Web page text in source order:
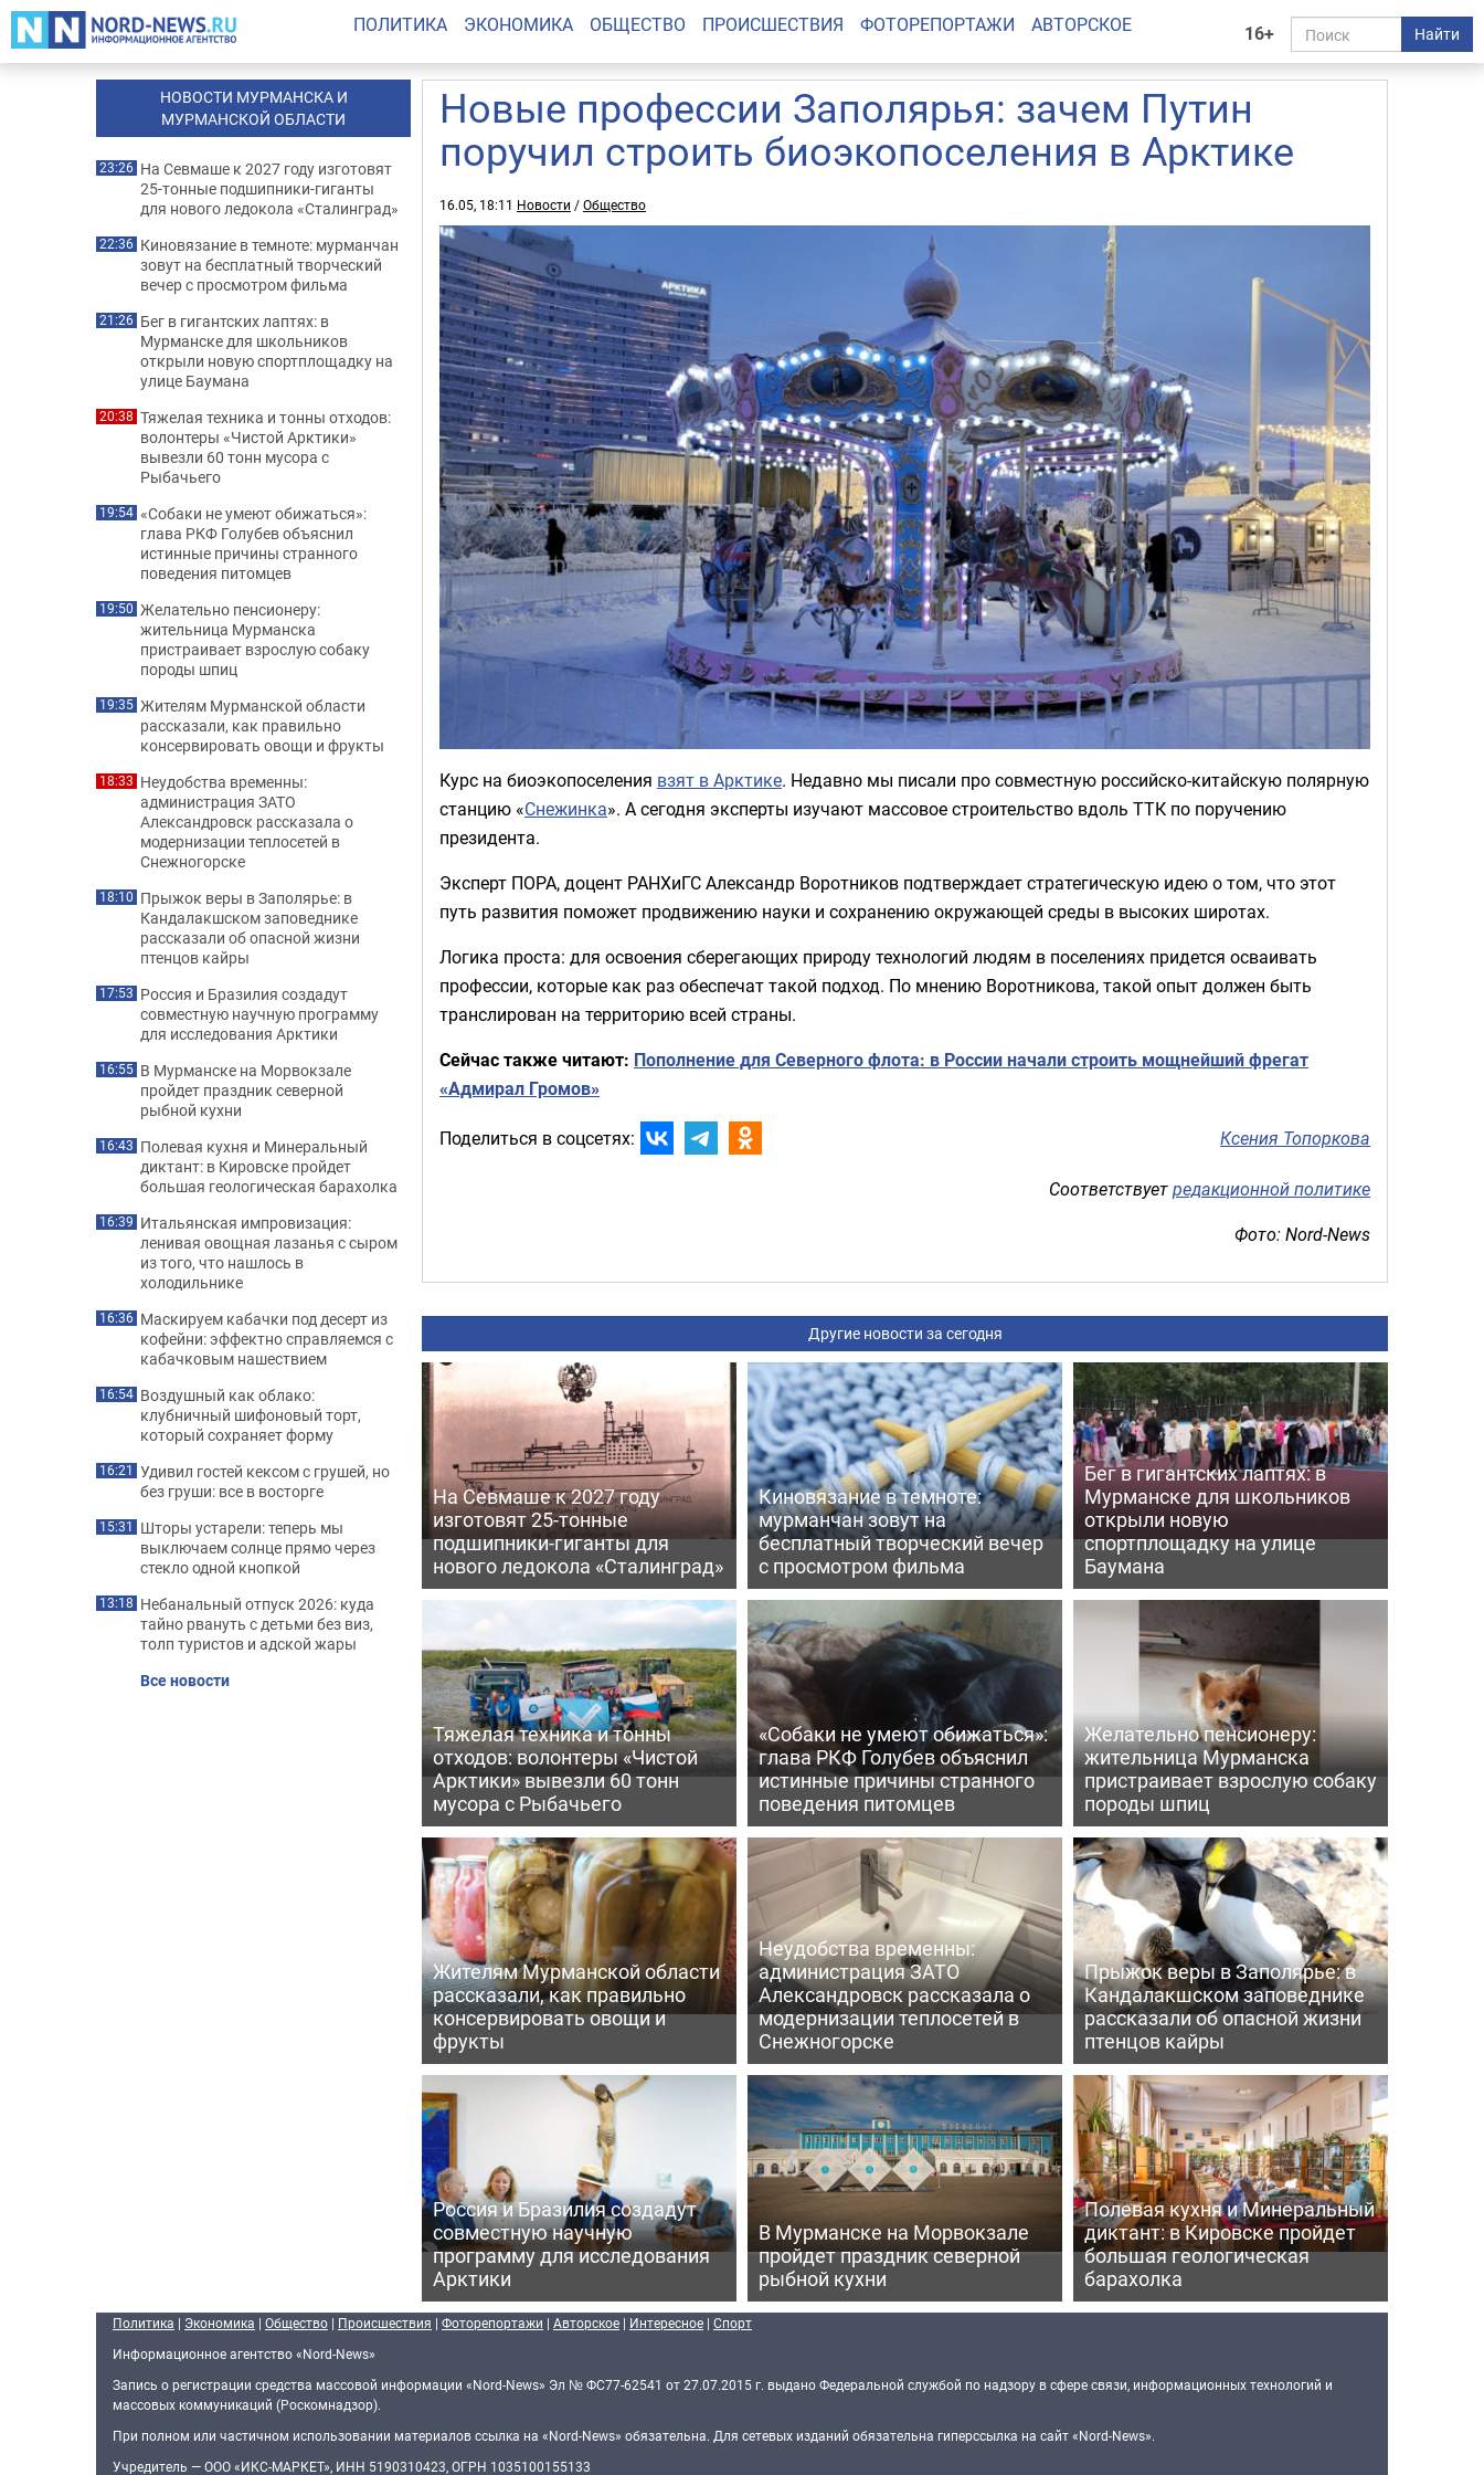
16+ Найти
ПОЛИТИКА ЭКОНОМИКА ОБЩЕСТВО ПРОИСШЕСТВИЯ ФОТОРЕПОРТАЖИ АВТОРСКОЕ
Новые профессии Заполярья: зачем Путин
поручил строить биоэкопоселения в Арктике
16.05, 18:11 Новости /Общество
Курс на биоэкопоселения взят в Арктике. Недавно мы писали про совместную российско-китайскую полярную
станцию «Снежинка». А сегодня эксперты изучают массовое строительство вдоль ТТК по поручению
президента.
Эксперт ПОРА, доцент РАНХиГС Александр Воротников подтверждает стратегическую идею о том, что этот
путь развития поможет продвижению науки и сохранению окружающей среды в высоких широтах.
Логика проста: для освоения сберегающих природу технологий людям в поселениях придется осваивать
профессии, которые как раз обеспечат такой подход. По мнению Воротникова, такой опыт должен быть
транслирован на территорию всей страны.
Сейчас также читают: Пополнение для Северного флота: в России начали строить мощнейший фрегат
«Адмирал Громов»
Поделиться в соцсетях: Ксения Топоркова
Соответствуетредакционной политике
Фото: Nord-News
Другие новости за сегодня
На Севмаше к 2027 году
изготовят 25-тонные
подшипники-гиганты для
нового ледокола «Сталинград»
Киновязание в темноте:
мурманчан зовут на
бесплатный творческий вечер
с просмотром фильма
Бег в гигантских лаптях: в
Мурманске для школьников
открыли новую
спортплощадку на улице
Баумана
Тяжелая техника и тонны
отходов: волонтеры «Чистой
Арктики» вывезли 60 тонн
мусора с Рыбачьего
«Собаки не умеют обижаться»:
глава РКФ Голубев объяснил
истинные причины странного
поведения питомцев
Желательно пенсионеру:
жительница Мурманска
пристраивает взрослую собаку
породы шпиц
Жителям Мурманской области
рассказали, как правильно
консервировать овощи и
фрукты
Неудобства временны:
администрация ЗАТО
Александровск рассказала о
модернизации теплосетей в
Снежногорске
Прыжок веры в Заполярье: в
Кандалакшском заповеднике
рассказали об опасной жизни
птенцов кайры
Россия и Бразилия создадут
совместную научную
программу для исследования
Арктики
В Мурманске на Морвокзале
пройдет праздник северной
рыбной кухни
Полевая кухня и Минеральный
диктант: в Кировске пройдет
большая геологическая
барахолка
НОВОСТИ МУРМАНСКА И
МУРМАНСКОЙ ОБЛАСТИ
23:26 На Севмаше к 2027 году изготовят
25-тонные подшипники-гиганты
для нового ледокола «Сталинград»
22:36 Киновязание в темноте: мурманчан
зовут на бесплатный творческий
вечер с просмотром фильма
21:26 Бег в гигантских лаптях: в
Мурманске для школьников
открыли новую спортплощадку на
улице Баумана
20:38 Тяжелая техника и тонны отходов:
волонтеры «Чистой Арктики»
вывезли 60 тонн мусора с
Рыбачьего
19:54 «Собаки не умеют обижаться»:
глава РКФ Голубев объяснил
истинные причины странного
поведения питомцев
19:50 Желательно пенсионеру:
жительница Мурманска
пристраивает взрослую собаку
породы шпиц
19:35 Жителям Мурманской области
рассказали, как правильно
консервировать овощи и фрукты
18:33 Неудобства временны:
администрация ЗАТО
Александровск рассказала о
модернизации теплосетей в
Снежногорске
18:10 Прыжок веры в Заполярье: в
Кандалакшском заповеднике
рассказали об опасной жизни
птенцов кайры
17:53 Россия и Бразилия создадут
совместную научную программу
для исследования Арктики
16:55 В Мурманске на Морвокзале
пройдет праздник северной
рыбной кухни
16:43 Полевая кухня и Минеральный
диктант: в Кировске пройдет
большая геологическая барахолка
16:39 Итальянская импровизация:
ленивая овощная лазанья с сыром
из того, что нашлось в
холодильнике
16:36 Маскируем кабачки под десерт из
кофейни: эффектно справляемся с
кабачковым нашествием
16:54 Воздушный как облако:
клубничный шифоновый торт,
который сохраняет форму
16:21 Удивил гостей кексом с грушей, но
без груши: все в восторге
15:31 Шторы устарели: теперь мы
выключаем солнце прямо через
стекло одной кнопкой
13:18 Небанальный отпуск 2026: куда
тайно рвануть с детьми без виз,
толп туристов и адской жары
Все новости
Политика | Экономика | Общество | Происшествия | Фоторепортажи | Авторское | Интересное | Спорт
Информационное агентство «Nord-News»
Запись о регистрации средства массовой информации «Nord-News» Эл № ФС77-62541 от 27.07.2015 г. выдано Федеральной службой по надзору в сфере связи, информационных технологий и
массовых коммуникаций (Роскомнадзор).
При полном или частичном использовании материалов ссылка на «Nord-News» обязательна. Для сетевых изданий обязательна гиперссылка на сайт «Nord-News».
Учредитель — ООО «ИКС-МАРКЕТ», ИНН 5190310423, ОГРН 1035100155133